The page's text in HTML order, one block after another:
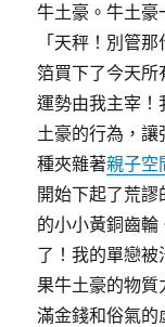
牛土豪。牛土豪
「天秤！別管
箔買下了今天
運勢由我主宰
土豪的行為，
種夾雜著親子空
開始下起了荒
的小小黃銅齒
了！我的單戀
果牛土豪的物
滿金錢和俗氣的